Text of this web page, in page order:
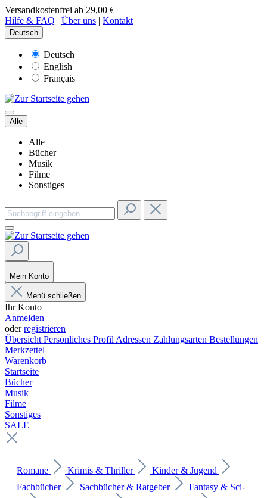
Versandkostenfrei ab 29,00 €
Hilfe & FAQ | Über uns | Kontakt
Deutsch
Deutsch
English
Français
Alle
Alle
Bücher
Musik
Filme
Sonstiges
Mein Konto
Menü schließen
Ihr Konto
Anmelden
oderregistrieren
Übersicht Persönliches Profil Adressen Zahlungsarten Bestellungen
Merkzettel
Warenkorb
Startseite
Bücher
Musik
Filme
Sonstiges
SALE
Romane Krimis & Thriller
Kinder & Jugend
Fachbücher
Sachbücher & Ratgeber
Fantasy & Sci-